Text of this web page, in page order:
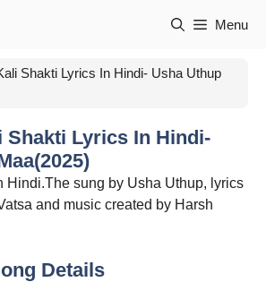
Menu
Shakti Lyrics In Hindi- Usha Uthup
Shakti Lyrics In Hindi-
Hindi.The sung by Usha Uthup, lyrics
and music created by Harsh
Details